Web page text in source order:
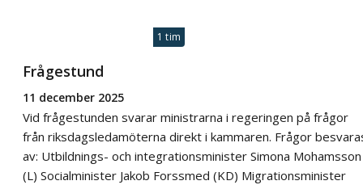
1 tim
Frågestund
11 december 2025
Vid frågestunden svarar ministrarna i regeringen på frågor
från riksdagsledamöterna direkt i kammaren. Frågor
av: Utbildnings- och integrationsminister Simona Mohamsson
(L) Socialminister Jakob Forssmed (KD) Migrationsminister